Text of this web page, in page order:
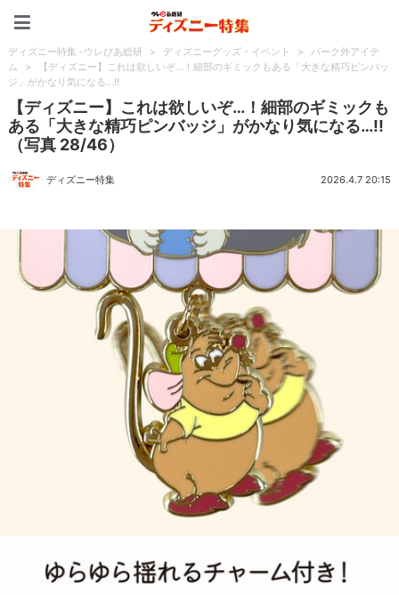
ディズニー特集 -ウレぴあ総研 > ディズニーグッズ・イベント >
パーク外アイテ
ム
>
【ディズニー】これは欲しいぞ…！細部のギミックもある「大きな精巧ピンバッ
ジ」がかなり気になる…!!
【ディズニー】これは欲しいぞ…！細部のギミックも
ある「大きな精巧ピンバッジ」がかなり気になる…!!
（写真 28/46）
ディズニー特集 2026.4.7 20:15